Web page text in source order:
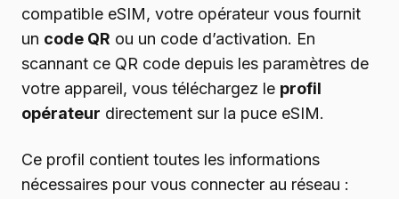
compatible eSIM, votre opérateur vous fournit
un code QR ou un code d’activation. En
scannant ce QR code depuis les paramètres de
votre appareil, vous téléchargez le profil
opérateur directement sur la puce eSIM.
Ce profil contient toutes les informations
nécessaires pour vous connecter au réseau :